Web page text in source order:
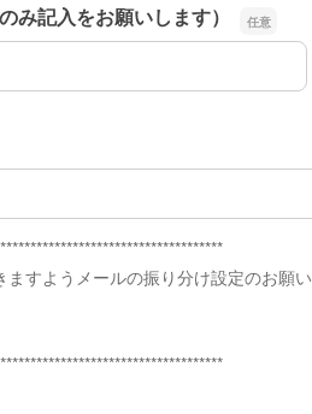
み記入をお願いします）
記入をお願いします）
すようメールの振り分け設定のお願い